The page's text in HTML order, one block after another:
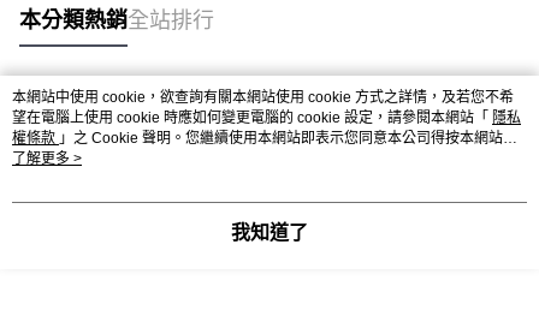
本分類熱銷全站排行
熱門標籤
本網站中使用 cookie，欲查詢有關本網站使用 cookie 方式之詳情，及若您不希
望在電腦上使用 cookie 時應如何變更電腦的 cookie 設定，請參閱本網站「 隱私
權條款 」之 Cookie 聲明。您繼續使用本網站即表示您同意本公司得按本網站使
用條款之 Cookie 聲明使用 cookie。
了解更多 >
我知道了